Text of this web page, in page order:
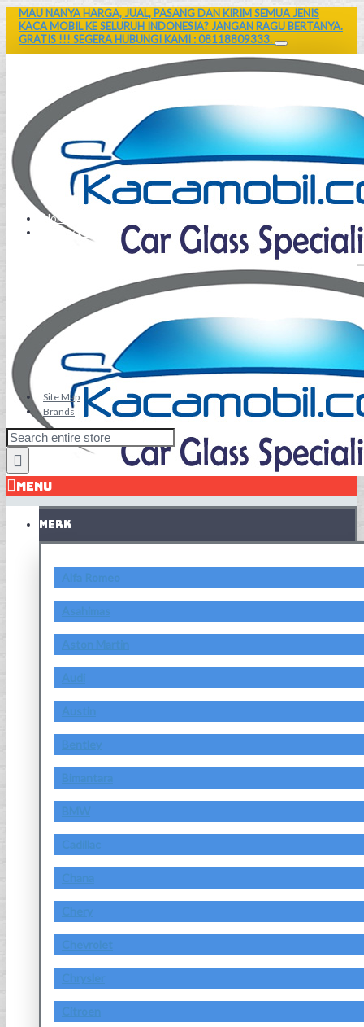
MAU NANYA HARGA, JUAL, PASANG DAN KIRIM SEMUA JENIS
KACA MOBIL KE SELURUH INDONESIA? JANGAN RAGU BERTANYA.
GRATIS !!! SEGERA HUBUNGI KAMI : 08118809333.
Home
Contact Us
Site Map
Brands
MENU
MERK
Alfa Romeo
Asahimas
Aston Martin
Audi
Austin
Bentley
Bimantara
BMW
Cadillac
Chana
Chery
Chevrolet
Chrysler
Citroen